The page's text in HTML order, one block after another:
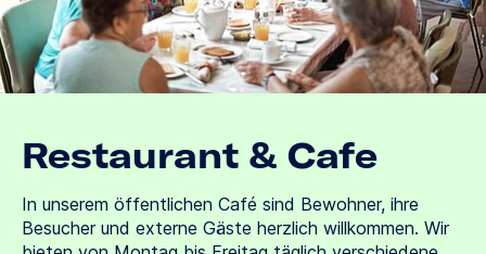
Restaurant & Cafe
In unserem öffentlichen Café sind Bewohner, ihre
Besucher und externe Gäste herzlich willkommen. Wir